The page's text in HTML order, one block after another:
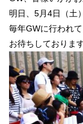
明日、5月4日（土
毎年GWに行われ